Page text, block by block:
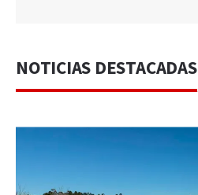
NOTICIAS DESTACADAS